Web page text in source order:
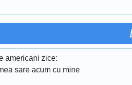
americani zice:
sare acum cu mine